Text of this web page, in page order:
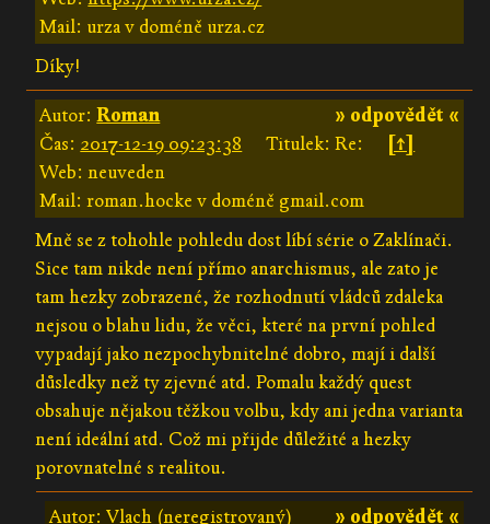
Mail: urza v doméně urza.cz
Díky!
» odpovědět «
Autor:Roman
Čas: 2017-12-19 09:23:38 Titulek: Re:
[↑]
Web: neuveden
Mail: roman.hocke v doméně gmail.com
Mně se z tohohle pohledu dost líbí série o Zaklínači.
Sice tam nikde není přímo anarchismus, ale zato je
tam hezky zobrazené, že rozhodnutí vládců zdaleka
nejsou o blahu lidu, že věci, které na první pohled
vypadají jako nezpochybnitelné dobro, mají i další
důsledky než ty zjevné atd. Pomalu každý quest
obsahuje nějakou těžkou volbu, kdy ani jedna varianta
není ideální atd. Což mi přijde důležité a hezky
porovnatelné s realitou.
» odpovědět «
Autor: Vlach (neregistrovaný)